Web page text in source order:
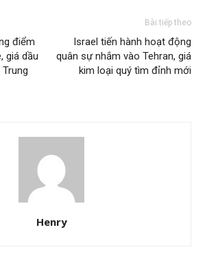
điểm
giá dầu
Bài tiếp theo
Israel tiến hành hoạt động
quân sự nhắm vào Tehran, giá
kim loại quý tìm đỉnh mới
Henry